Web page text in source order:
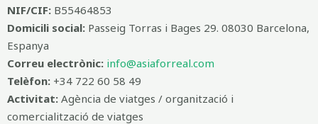
NIF/CIF: B55464853
Domicili social: Passeig Torras i Bages 29. 08030 Barcelona,
Espanya
Correu electrònic: info@asiaforreal.com
Telèfon: +34 722 60 58 49
Activitat: Agència de viatges / organització i
comercialització de viatges